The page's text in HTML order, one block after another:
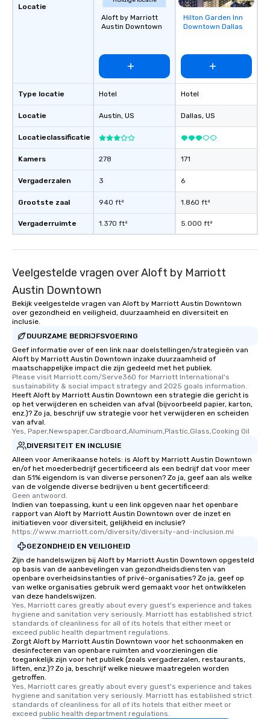
Locatie
Type locatie
Locatie
Locatieclassificatie
Kamers
Vergaderzalen
Grootste zaal
Vergaderruimte
Aloft by Marriott
Austin Downtown
Hotel
Austin, US
278
3
940 ft²
1.370 ft²
Removed from
favorites
Hilton Garden Inn
Downtown Dallas
Hotel
Dallas, US
171
6
1.860 ft²
5.000 ft²
Veelgestelde vragen over Aloft by Marriott
Austin Downtown
Bekijk veelgestelde vragen van Aloft by Marriott Austin Downtown
over gezondheid en veiligheid, duurzaamheid en diversiteit en
inclusie.
DUURZAME BEDRIJFSVOERING
Geef informatie over of een link naar doelstellingen/strategieën van
Aloft by Marriott Austin Downtown inzake duurzaamheid of
maatschappelijke impact die zijn gedeeld met het publiek.
Please visit Marriott.com/Serve360 for Marriott International's
sustainability & social impact strategy and 2025 goals information.
Heeft Aloft by Marriott Austin Downtown een strategie die gericht is
op het verwijderen en scheiden van afval (bijvoorbeeld papier, karton,
enz.)? Zo ja, beschrijf uw strategie voor het verwijderen en scheiden
van afval.
Yes, Paper,Newspaper,Cardboard,Aluminum,Plastic,Glass,Cooking Oil
DIVERSITEIT EN INCLUSIE
Alleen voor Amerikaanse hotels: is Aloft by Marriott Austin Downtown
en/of het moederbedrijf gecertificeerd als een bedrijf dat voor meer
dan 51% eigendom is van diverse personen? Zo ja, geef aan als welke
van de volgende diverse bedrijven u bent gecertificeerd:
Geen antwoord.
Indien van toepassing, kunt u een link opgeven naar het openbare
rapport van Aloft by Marriott Austin Downtown over de inzet en
initiatieven voor diversiteit, gelijkheid en inclusie?
https://www.marriott.com/diversity/diversity-and-inclusion.mi
GEZONDHEID EN VEILIGHEID
Zijn de handelswijzen bij Aloft by Marriott Austin Downtown opgesteld
op basis van de aanbevelingen van gezondheidsdiensten van
openbare overheidsinstanties of privé-organisaties? Zo ja, geef op
van welke organisaties gebruik werd gemaakt voor het ontwikkelen
van deze handelswijzen.
Yes, Marriott cares greatly about every guest's experience and takes
hygiene and sanitation very seriously. Marriott has established strict
standards of cleanliness for all of its hotels that either meet or
exceed public health department regulations.
Zorgt Aloft by Marriott Austin Downtown voor het schoonmaken en
desinfecteren van openbare ruimten and voorzieningen die
toegankelijk zijn voor het publiek (zoals vergaderzalen, restaurants,
liften, enz.)? Zo ja, beschrijf welke nieuwe maatregelen worden
getroffen.
Yes, Marriott cares greatly about every guest's experience and takes
hygiene and sanitation very seriously. Marriott has established strict
standards of cleanliness for all of its hotels that either meet or
exceed public health department regulations.